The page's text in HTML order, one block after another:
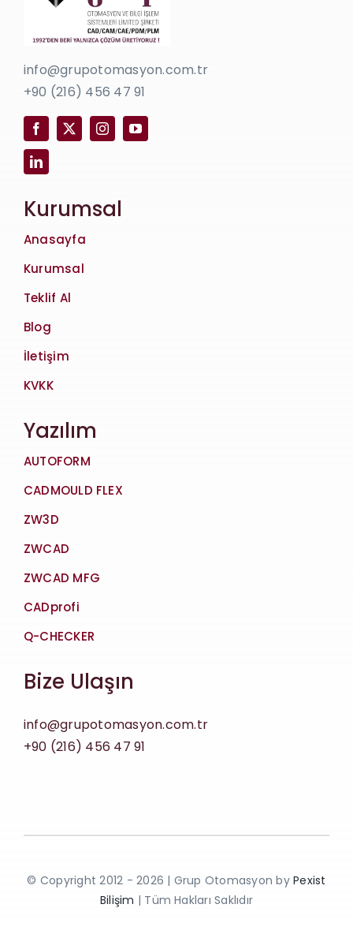
info@grupotomasyon.com.tr
+90 (216) 456 47 91
Kurumsal
Anasayfa
Kurumsal
Teklif Al
Blog
İletişim
KVKK
Yazılım
AUTOFORM
CADMOULD FLEX
ZW3D
ZWCAD
ZWCAD MFG
CADprofi
Q-CHECKER
Bize Ulaşın
info@grupotomasyon.com.tr
+90 (216) 456 47 91
© Copyright 2012 - 2026 | Grup Otomasyon byPexist
Bilişim | Tüm Hakları Saklıdır